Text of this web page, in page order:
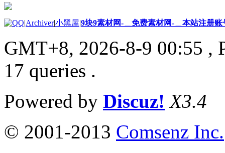
|Archiver|小黑屋|9块9素材网-＿免费素材网-＿本站注册账
GMT+8, 2026-8-9 00:55 ,
17 queries .
Powered by Discuz! X3.4
© 2001-2013 Comsenz Inc.